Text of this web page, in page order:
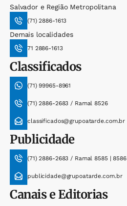
Salvador e Região Metropolitana
(71) 2886-1613
Demais localidades
71 2886-1613
Classificados
(71) 99965-8961
(71) 2886-2683 / Ramal 8526
classificados@grupoatarde.com.br
Publicidade
(71) 2886-2683 / Ramal 8585 | 8586
publicidade@grupoatarde.com.br
Canais e Editorias